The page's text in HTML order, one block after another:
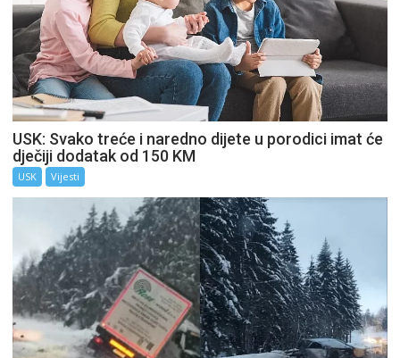
USK: Svako treće i naredno dijete u porodici imat će
dječiji dodatak od 150 KM
USK Vijesti